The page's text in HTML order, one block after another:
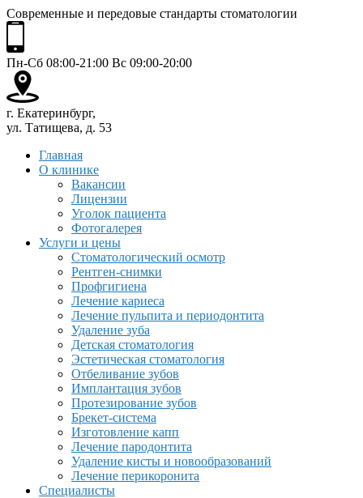
Современные и передовые стандарты стоматологии
Пн-Сб 08:00-21:00 Вс 09:00-20:00
г. Екатеринбург,
ул. Татищева, д. 53
Главная
О клинике
Вакансии
Лицензии
Уголок пациента
Фотогалерея
Услуги и цены
Стоматологический осмотр
Рентген-снимки
Профгигиена
Лечение кариеса
Лечение пульпита и периодонтита
Удаление зуба
Детская стоматология
Эстетическая стоматология
Отбеливание зубов
Имплантация зубов
Протезирование зубов
Брекет-система
Изготовление капп
Лечение пародонтита
Удаление кисты и новообразований
Лечение перикоронита
Специалисты